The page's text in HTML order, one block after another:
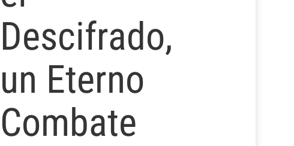
Descifrado,
un Eterno
Combate